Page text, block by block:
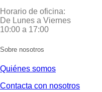
Horario de oficina:
De Lunes a Viernes
10:00 a 17:00
Sobre nosotros
Quiénes somos
Contacta con nosotros